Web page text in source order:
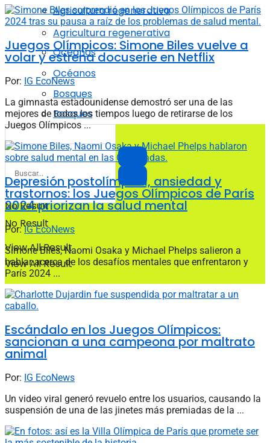
Agricultura regenerativa
Océanos
Bosques
No Result
View All Result
Agricultura regenerativa
Océanos
Bosques
No Result
View All Result
Juegos Olímpicos: Simone Biles vuelve a
volar y estrena docuserie en Netflix
Por: IG EcoNews
La gimnasta estadounidense demostró ser una de las
mejores de todos los tiempos luego de retirarse de los
Juegos Olímpicos ...
Depresión postolímpica, ansiedad y
trastornos: los Juegos Olímpicos de París
2024 priorizan la salud mental
Por: IG EcoNews
Simone Biles, Naomi Osaka y Michael Phelps salieron a
hablar acerca de los desafíos mentales que enfrentaron y
París 2024 ...
Escándalo en los Juegos Olímpicos:
sancionan a una campeona por maltrato
animal
Por: IG EcoNews
Un video viral generó revuelo entre los usuarios, causando la
suspensión de una de las jinetes más premiadas de la ...